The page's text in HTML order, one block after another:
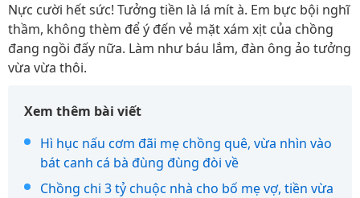
Nực cười hết sức! Tưởng tiền là lá mít à. Em bực bội nghĩ
thầm, không thèm để ý đến vẻ mặt xám xịt của chồng
đang ngồi đấy nữa. Làm như báu lắm, đàn ông ảo tưởng
vừa vừa thôi.
Xem thêm bài viết
Hì hục nấu cơm đãi mẹ chồng quê, vừa nhìn vào
bát canh cá bà đùng đùng đòi về
Chồng chi 3 tỷ chuộc nhà cho bố mẹ vợ, tiền vừa